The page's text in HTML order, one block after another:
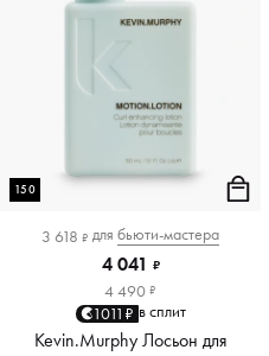
150
3 618 ₽ для бьюти-мастера
4 041 ₽
4 490 ₽
1011₽ в сплит
Kevin.Murphy Лосьон для